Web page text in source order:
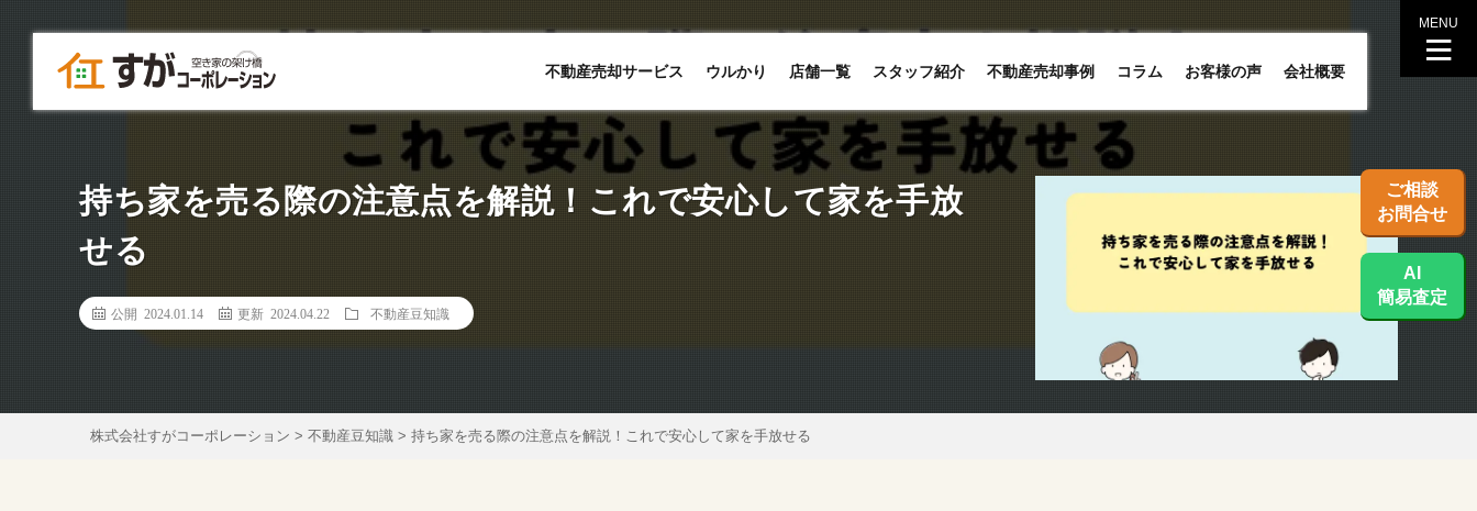
不動産売却サービス ウルかり 店舗一覧 スタッフ紹介 不動産売却事例 コラム お客様の声 会社概要
MENU
持ち家を売る際の注意点を解説！これで安心して家を手放
せる
公開 2024.01.14 更新 2024.04.22 不動産豆知識
株式会社すがコーポレーション > 不動産豆知識 > 持ち家を売る際の注意点を解説！これで安心して家を手放せる
ご相談
お問合せ
AI
簡易査定